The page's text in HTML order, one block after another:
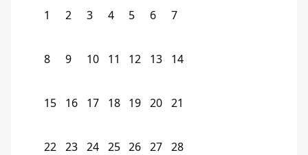
1 2 3 4 5 6 7
8 9 10 11 12 13 14
15 16 17 18 19 20 21
22 23 24 25 26 27 28